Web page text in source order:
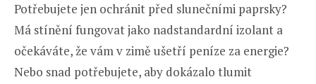
Potřebujete jen ochránit před slunečními paprsky?
Má stínění fungovat jako nadstandardní izolant a
očekáváte, že vám v zimě ušetří peníze za energie?
Nebo snad potřebujete, aby dokázalo tlumit